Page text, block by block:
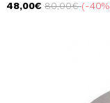
48,00€ 80,00€ -40%